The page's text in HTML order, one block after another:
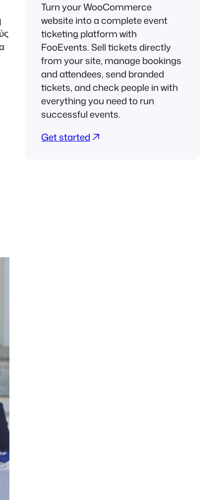
Turn your WooCommerce
website into a complete event
ticketing platform with
FooEvents. Sell tickets directly
from your site, manage bookings
and attendees, send branded
tickets, and check people in with
everything you need to run
successful events.
Get started